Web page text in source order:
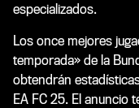
especializados.
Los once mejores
temporada» de la
obtendrán
EA FC 25. El anuncio